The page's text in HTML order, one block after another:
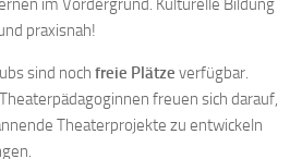
im Vordergrund. Kulturelle Bildung
praxisnah!
sind noch freie Plätze verfügbar.
freuen sich darauf,
Theaterprojekte zu entwickeln